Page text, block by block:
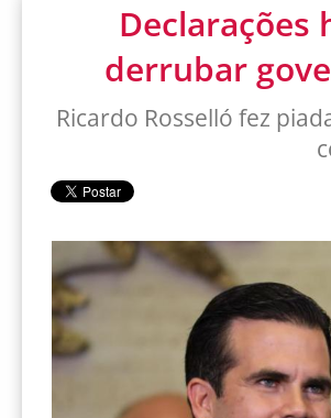
Declarações
derrubar
Ricardo Rosselló fez